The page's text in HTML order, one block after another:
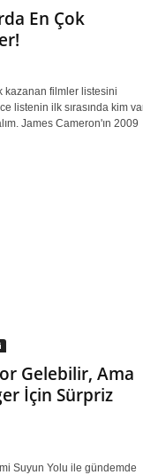
En Çok
kazanan filmler listesini
listenin ilk sırasında kim
James Cameron'ın 2009
Gelebilir, Ama
İçin Sürpriz
Suyun Yolu ile gündemde